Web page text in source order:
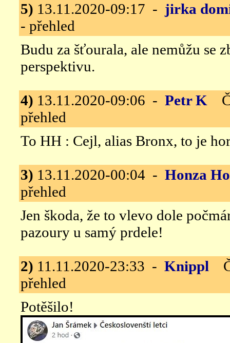
5) 13.11.2020-09:17 - jirka
- přehled
Budu za šťourala, ale nemůžu se
perspektivu.
4) 13.11.2020-09:06 - Petr K
přehled
To HH : Cejl, alias Bronx, to je
3) 13.11.2020-00:04 - Honza
přehled
Jen škoda, že to vlevo dole
pazoury u samý prdele!
2) 11.11.2020-23:33 - Knippl
přehled
Potěšilo!